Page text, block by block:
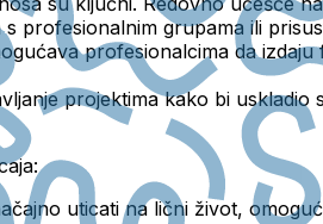
profesionalnim grupama ili
profesionalcima da
projektima kako bi
uticati na lični život,